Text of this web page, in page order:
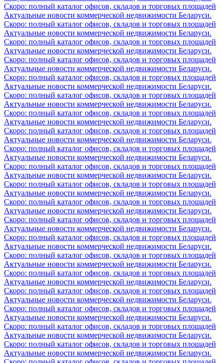
Скоро: полный каталог офисов, складов и торговых площадей
Актуальные новости коммерческой недвижимости Беларуси.
Скоро: полный каталог офисов, складов и торговых площадей
Актуальные новости коммерческой недвижимости Беларуси.
Скоро: полный каталог офисов, складов и торговых площадей
Актуальные новости коммерческой недвижимости Беларуси.
Скоро: полный каталог офисов, складов и торговых площадей
Актуальные новости коммерческой недвижимости Беларуси.
Скоро: полный каталог офисов, складов и торговых площадей
Актуальные новости коммерческой недвижимости Беларуси.
Скоро: полный каталог офисов, складов и торговых площадей
Актуальные новости коммерческой недвижимости Беларуси.
Скоро: полный каталог офисов, складов и торговых площадей
Актуальные новости коммерческой недвижимости Беларуси.
Скоро: полный каталог офисов, складов и торговых площадей
Актуальные новости коммерческой недвижимости Беларуси.
Скоро: полный каталог офисов, складов и торговых площадей
Актуальные новости коммерческой недвижимости Беларуси.
Скоро: полный каталог офисов, складов и торговых площадей
Актуальные новости коммерческой недвижимости Беларуси.
Скоро: полный каталог офисов, складов и торговых площадей
Актуальные новости коммерческой недвижимости Беларуси.
Скоро: полный каталог офисов, складов и торговых площадей
Актуальные новости коммерческой недвижимости Беларуси.
Скоро: полный каталог офисов, складов и торговых площадей
Актуальные новости коммерческой недвижимости Беларуси.
Скоро: полный каталог офисов, складов и торговых площадей
Актуальные новости коммерческой недвижимости Беларуси.
Скоро: полный каталог офисов, складов и торговых площадей
Актуальные новости коммерческой недвижимости Беларуси.
Скоро: полный каталог офисов, складов и торговых площадей
Актуальные новости коммерческой недвижимости Беларуси.
Скоро: полный каталог офисов, складов и торговых площадей
Актуальные новости коммерческой недвижимости Беларуси.
Скоро: полный каталог офисов, складов и торговых площадей
Актуальные новости коммерческой недвижимости Беларуси.
Скоро: полный каталог офисов, складов и торговых площадей
Актуальные новости коммерческой недвижимости Беларуси.
Скоро: полный каталог офисов, складов и торговых площадей
Актуальные новости коммерческой недвижимости Беларуси.